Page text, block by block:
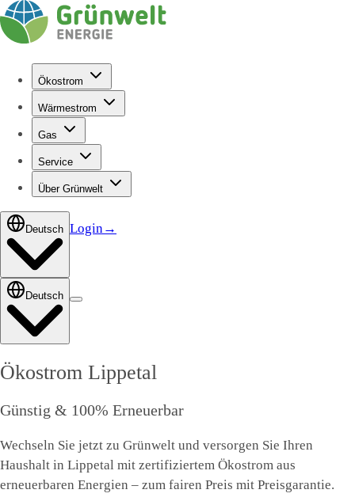
Ökostrom
Wärmestrom
Gas
Service
Über Grünwelt
Deutsch Login→
Deutsch
Ökostrom Lippetal
Günstig & 100% Erneuerbar
Wechseln Sie jetzt zu Grünwelt und versorgen Sie Ihren
Haushalt in Lippetal mit zertifiziertem Ökostrom aus
erneuerbaren Energien – zum fairen Preis mit Preisgarantie.